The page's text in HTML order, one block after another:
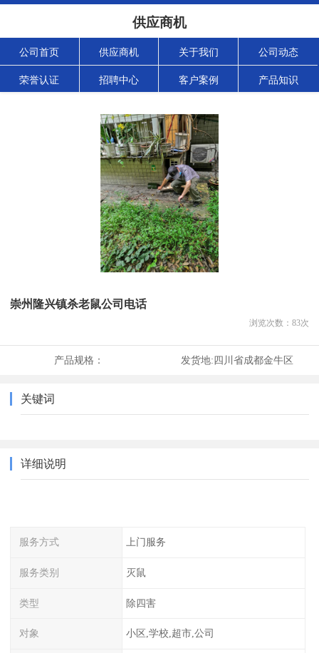
供应商机
公司首页 供应商机 关于我们 公司动态
荣誉认证 招聘中心 客户案例 产品知识
崇州隆兴镇杀老鼠公司电话
浏览次数： 83次
产品规格： 发货地:四川省成都金牛区
关键词
详细说明
服务方式 上门服务
服务类别 灭鼠
类型 除四害
对象 小区,学校,超市,公司